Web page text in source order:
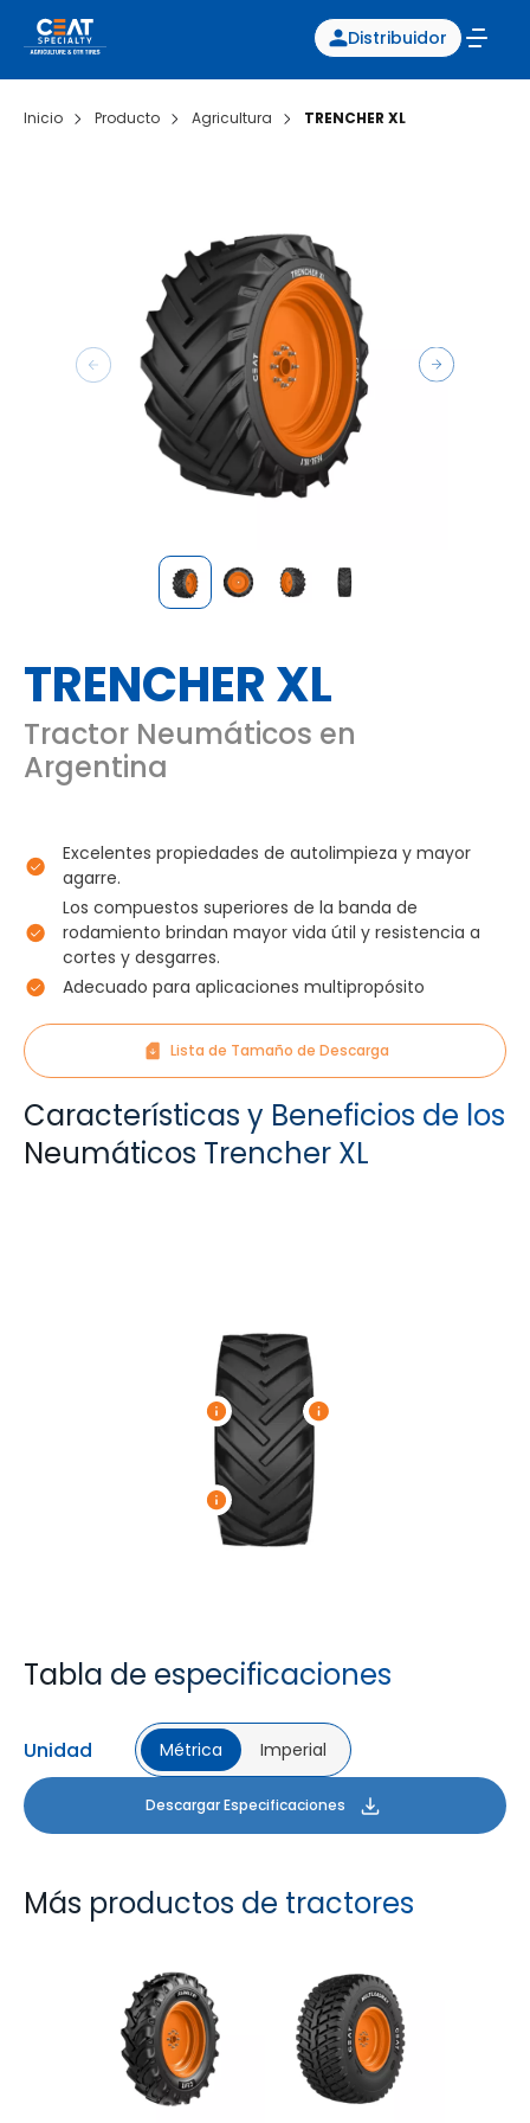
Distribuidor
Inicio Producto Agricultura TRENCHER XL
TRENCHER XL
Tractor Neumáticos en
Argentina
Excelentes propiedades de autolimpieza y mayor
agarre.
Los compuestos superiores de la banda de
rodamiento brindan mayor vida útil y resistencia a
cortes y desgarres.
Adecuado para aplicaciones multipropósito
Lista de Tamaño de Descarga
Características y Beneficios de los
Neumáticos Trencher XL
Tabla de especificaciones
Unidad Métrica Imperial
Descargar Especificaciones
Más productos de tractores